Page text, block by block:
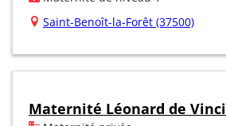
Saint-Benoît-la-Forêt (37500)
Maternité Léonard de Vinci